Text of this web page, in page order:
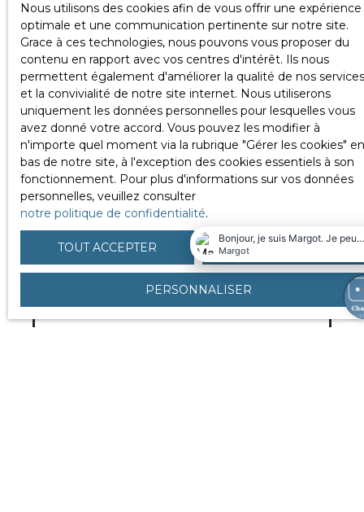
Un projet immobilier ?
Nous utilisons des cookies afin de vous offrir une expérience
optimale et une communication pertinente sur notre site.
Grace à ces technologies, nous pouvons vous proposer du
contenu en rapport avec vos centres d'intérêt. Ils nous
permettent également d'améliorer la qualité de nos services
et la convivialité de notre site internet. Nous utiliserons
uniquement les données personnelles pour lesquelles vous
avez donné votre accord. Vous pouvez les modifier à
n'importe quel moment via la rubrique ″Gérer les cookies″ en
bas de notre site, à l'exception des cookies essentiels à son
fonctionnement. Pour plus d'informations sur vos données
personnelles, veuillez consulter
notre politique de confidentialité.
TOUT ACCEPTER TOUT REFUSER
PERSONNALISER